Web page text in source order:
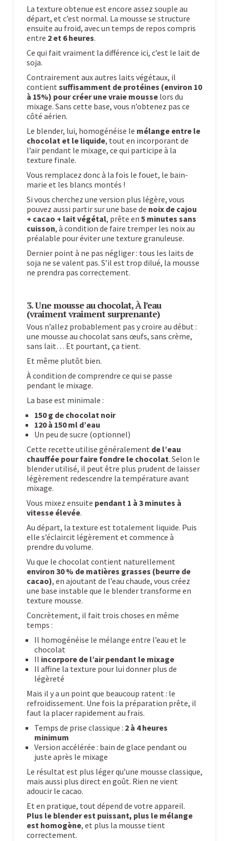
La texture obtenue est encore assez souple au
départ, et c’est normal. La mousse se structure
ensuite au froid, avec un temps de repos compris
entre 2 et 6 heures.
Ce qui fait vraiment la différence ici, c’est le lait de
soja.
Contrairement aux autres laits végétaux, il
contient suffisamment de protéines (environ 10
à 15%) pour créer une vraie mousselors du
mixage. Sans cette base, vous n’obtenez pas ce
côté aérien.
Le blender, lui, homogénéise le mélange entre le
chocolat et le liquide, tout en incorporant de
l’air pendant le mixage, ce qui participe à la
texture finale.
Vous remplacez donc à la fois le fouet, le bain-
marie et les blancs montés !
Si vous cherchez une version plus légère, vous
pouvez aussi partir sur une base de noix de cajou
+ cacao + lait végétal, prête en 5 minutes sans
cuisson, à condition de faire tremper les noix au
préalable pour éviter une texture granuleuse.
Dernier point à ne pas négliger : tous les laits de
soja ne se valent pas. S’il est trop dilué, la mousse
ne prendra pas correctement.
3. Une mousse au chocolat, À l’eau
(vraiment vraiment surprenante)
Vous n’allez probablement pas y croire au début :
une mousse au chocolat sans œufs, sans crème,
sans lait… Et pourtant, ça tient.
Et même plutôt bien.
À condition de comprendre ce qui se passe
pendant le mixage.
La base est minimale :
150 g de chocolat noir
120 à 150 ml d’eau
Un peu de sucre (optionnel)
Cette recette utilise généralement de l’eau
chauffée pour faire fondre le chocolat. Selon le
blender utilisé, il peut être plus prudent de laisser
légèrement redescendre la température avant
mixage.
Vous mixez ensuite pendant 1 à 3 minutes à
vitesse élevée.
Au départ, la texture est totalement liquide. Puis
elle s’éclaircit légèrement et commence à
prendre du volume.
Vu que le chocolat contient naturellement
environ 30 % de matières grasses (beurre de
cacao), en ajoutant de l’eau chaude, vous créez
une base instable que le blender transforme en
texture mousse.
Concrètement, il fait trois choses en même
temps :
Il homogénéise le mélange entre l’eau et le
chocolat
Il incorpore de l’air pendant le mixage
Il affine la texture pour lui donner plus de
légèreté
Mais il y a un point que beaucoup ratent : le
refroidissement. Une fois la préparation prête, il
faut la placer rapidement au frais.
Temps de prise classique : 2 à 4 heures
minimum
Version accélérée : bain de glace pendant ou
juste après le mixage
Le résultat est plus léger qu’une mousse classique,
mais aussi plus direct en goût. Rien ne vient
adoucir le cacao.
Et en pratique, tout dépend de votre appareil.
Plus le blender est puissant, plus le mélange
est homogène, et plus la mousse tient
correctement.